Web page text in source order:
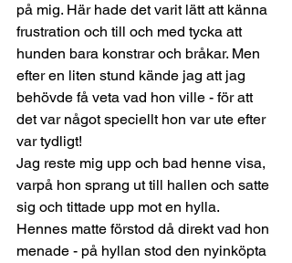
på mig. Här hade det varit lätt att känna
frustration och till och med tycka att
hunden bara konstrar och bråkar. Men
efter en liten stund kände jag att jag
behövde få veta vad hon ville - för att
det var något speciellt hon var ute efter
var tydligt!
Jag reste mig upp och bad henne visa,
varpå hon sprang ut till hallen och satte
sig och tittade upp mot en hylla.
Hennes matte förstod då direkt vad hon
menade - på hyllan stod den nyinköpta